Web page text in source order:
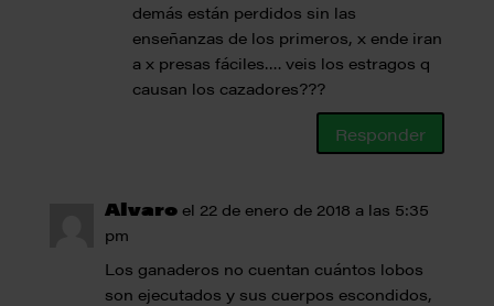
demás están perdidos sin las
enseñanzas de los primeros, x ende iran
a x presas fáciles…. veis los estragos q
causan los cazadores???
Responder
Alvaro el 22 de enero de 2018 a las 5:35
pm
Los ganaderos no cuentan cuántos lobos
son ejecutados y sus cuerpos escondidos,